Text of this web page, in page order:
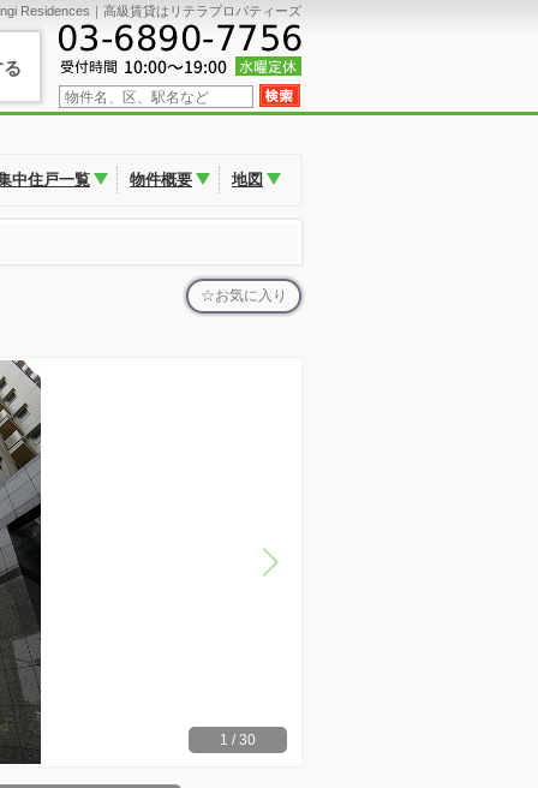
Residences｜高級賃貸はリテラプロパティーズ
中住戸一覧 物件概要 地図
お気に入り
1 / 30